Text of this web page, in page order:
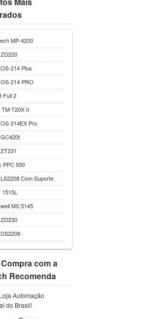
MP-4200
214 Plus
214 PRO
Full 2
T20X II
214EX Pro
PPC 930
Com Suporte
MS 5145
com a
Recomenda
Automação
do Brasil!